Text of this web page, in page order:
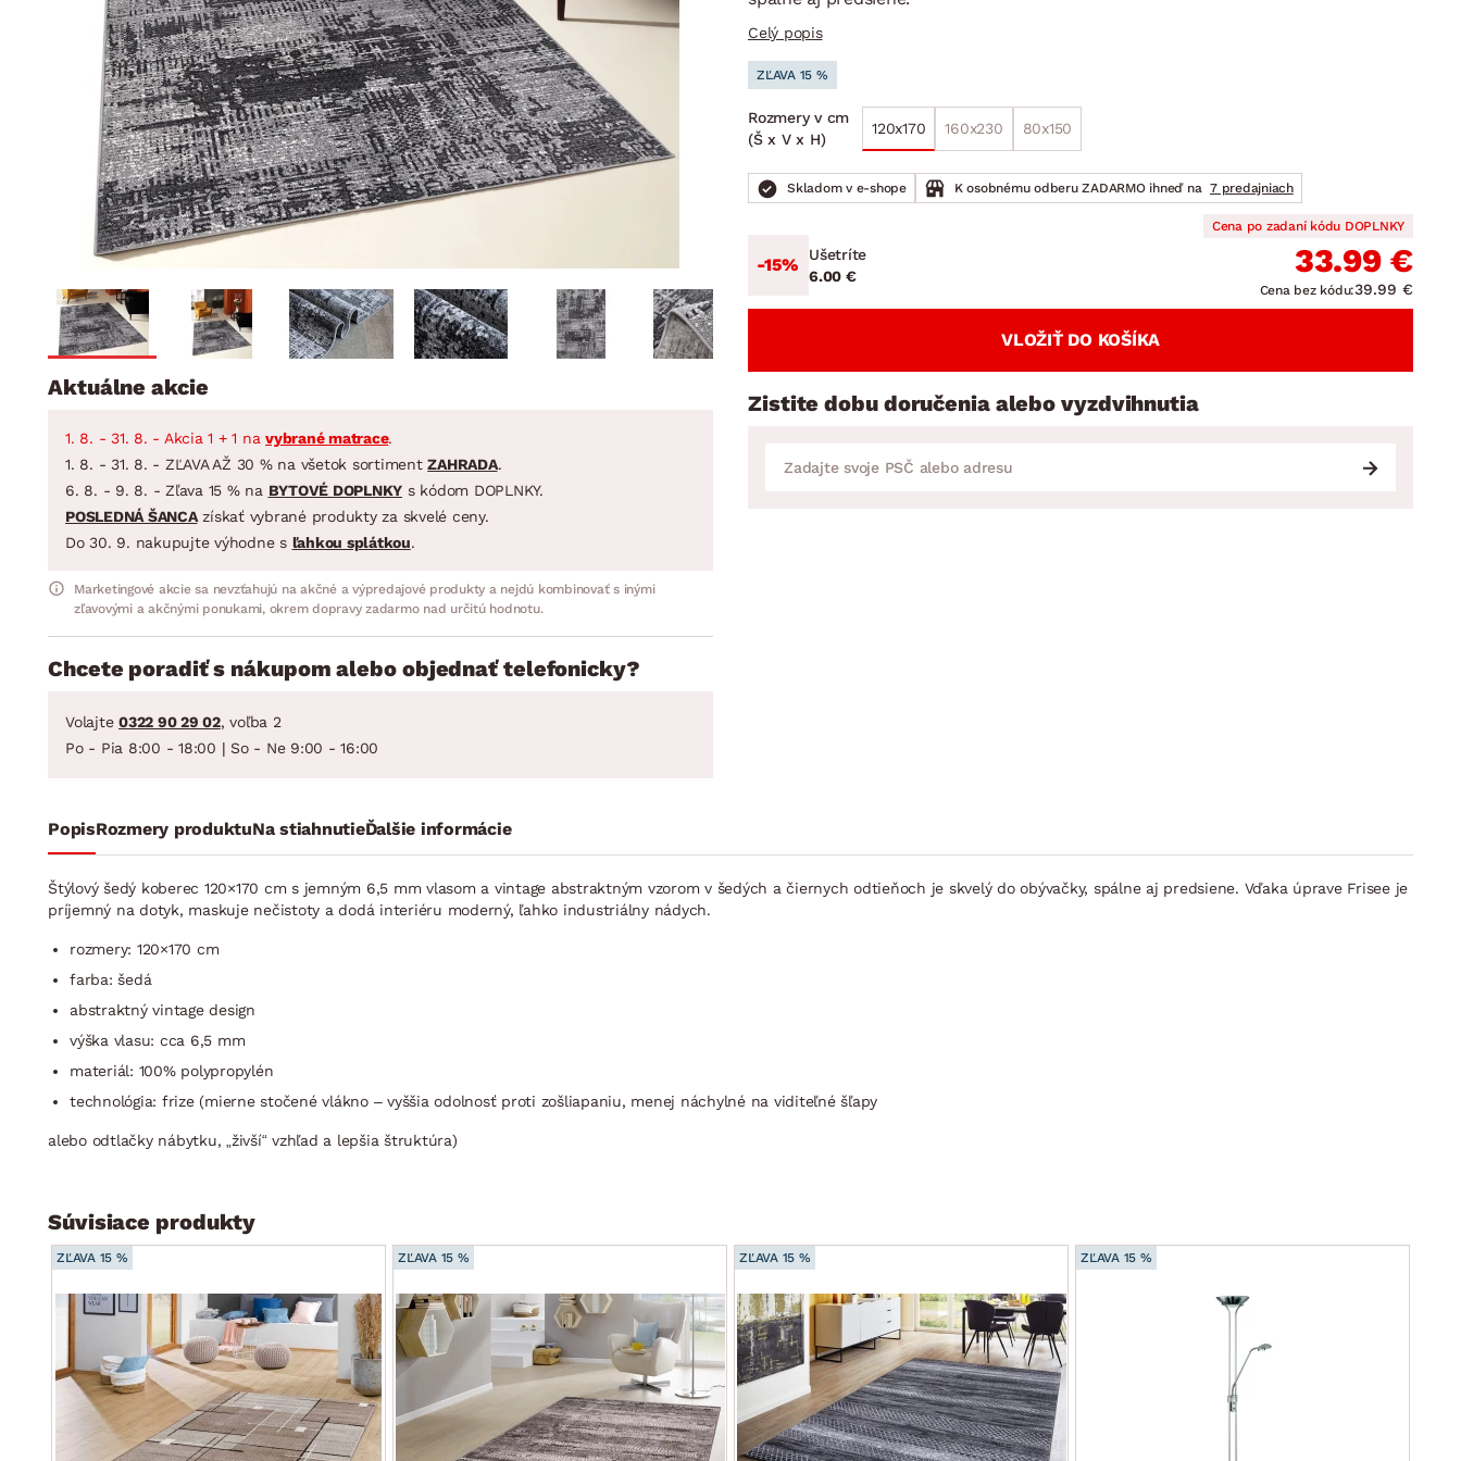
Detská izba
Predsieň, šatník a chodba
Kuchyňa
Kúpeľňa
Záhrada
Domácnosť
BYTOVÝ TEXTIL
Prikrývky
Vankúše
Koberce
Závesy a žalúzie
Zobrazit vše
STOLOVANIE A VARENIE
Jedálenský servis
Príbory
Hrnce
Panvice
Zobrazit vše
DOMÁCE SPOTREBIČE ZÁHRADNÉ DOPLNKY
VEĽKÁ NOC
Kúpeľňové zostavy
Jedálenské zostavy
Záhradné zostavy
Celý popis
ZĽAVA 15 %
Rozmery v cm
(Š x V x H)
120x170 160x230 80x150
Skladom v e-shope K osobnému odberu ZADARMO ihneď na 7 predajniach
-15%
Ušetríte
6.00 €
Cena po zadaní kódu DOPLNKY
33.99 €
Cena bez kódu:39.99 €
VLOŽIŤ DO KOŠÍKA
Zistite dobu doručenia alebo vyzdvihnutia
Aktuálne akcie
1. 8. - 31. 8. - Akcia 1 + 1 na vybrané matrace.
1. 8. - 31. 8. - ZĽAVA AŽ 30 % na všetok sortimentZAHRADA.
6. 8. - 9. 8. - Zľava 15 % na BYTOVÉ DOPLNKY s kódom DOPLNKY.
POSLEDNÁ ŠANCAzískať vybrané produkty za skvelé ceny.
Do 30. 9. nakupujte výhodne s ľahkou splátkou.
Marketingové akcie sa nevzťahujú na akčné a výpredajové produkty a nejdú kombinovať s inými
zľavovými a akčnými ponukami, okrem dopravy zadarmo nad určitú hodnotu.
Chcete poradiť s nákupom alebo objednať telefonicky?
Volajte 0322 90 29 02, voľba 2
Po - Pia 8:00 - 18:00 | So - Ne 9:00 - 16:00
PopisRozmery produktuNa stiahnutieĎalšie informácie
Štýlový šedý koberec 120×170 cm s jemným 6,5 mm vlasom a vintage abstraktným vzorom v šedých a čiernych odtieňoch je skvelý do obývačky, spálne aj predsiene. Vďaka úprave Frisee je
príjemný na dotyk, maskuje nečistoty a dodá interiéru moderný, ľahko industriálny nádych.
rozmery: 120×170 cm
farba: šedá
abstraktný vintage design
výška vlasu: cca 6,5 ​​mm
materiál: 100% polypropylén
technológia: frize (mierne stočené vlákno – vyššia odolnosť proti zošliapaniu, menej náchylné na viditeľné šľapy
alebo odtlačky nábytku, „živší“ vzhľad a lepšia štruktúra)
Súvisiace produkty
ZĽAVA 15 % ZĽAVA 15 % ZĽAVA 15 % ZĽAVA 15 %